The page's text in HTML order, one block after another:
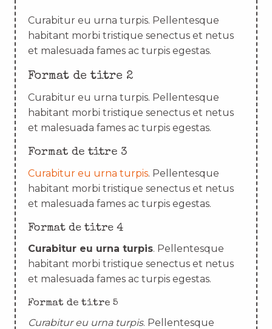
Curabitur eu urna turpis. Pellentesque
habitant morbi tristique senectus et netus
et malesuada fames ac turpis egestas.
Format de titre 2
Curabitur eu urna turpis. Pellentesque
habitant morbi tristique senectus et netus
et malesuada fames ac turpis egestas.
Format de titre 3
Curabitur eu urna turpis. Pellentesque
habitant morbi tristique senectus et netus
et malesuada fames ac turpis egestas.
Format de titre 4
Curabitur eu urna turpis. Pellentesque
habitant morbi tristique senectus et netus
et malesuada fames ac turpis egestas.
Format de titre 5
Curabitur eu urna turpis. Pellentesque